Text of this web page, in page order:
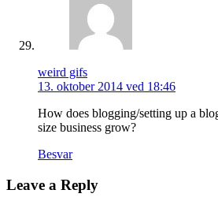
weird gifs
13. oktober 2014 ved 18:46
How does blogging/setting up a
size business grow?
Besvar
Leave a Reply